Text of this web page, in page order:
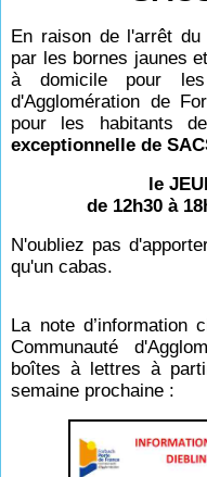
En raison de l'arrêt
par les bornes jaunes
à domicile pour les
d'Agglomération de
pour les habitants
exceptionnelle de
le
de 12h30 à
N'oubliez pas
qu'un cabas.
La note d’information
Communauté
boîtes à lettres à
semaine prochaine :